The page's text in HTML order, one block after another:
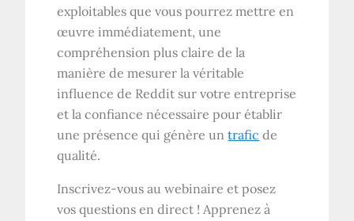
exploitables que vous pourrez mettre en
œuvre immédiatement, une
compréhension plus claire de la
manière de mesurer la véritable
influence de Reddit sur votre entreprise
et la confiance nécessaire pour établir
une présence qui génère untrafic de
qualité.
Inscrivez-vous au webinaire et posez
vos questions en direct ! Apprenez à